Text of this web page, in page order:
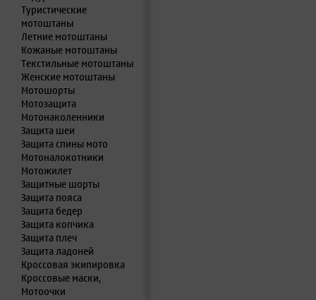
Туристические
мотоштаны
Летние мотоштаны
Кожаные мотоштаны
Текстильные мотоштаны
Женские мотоштаны
Мотошорты
Мотозащита
Мотонаколенники
Защита шеи
Защита спины мото
Мотоналокотники
Мотожилет
Защитные шорты
Защита пояса
Защита бедер
Защита копчика
Защита плеч
Защита ладоней
Кроссовая экипировка
Кроссовые маски,
Мотоочки